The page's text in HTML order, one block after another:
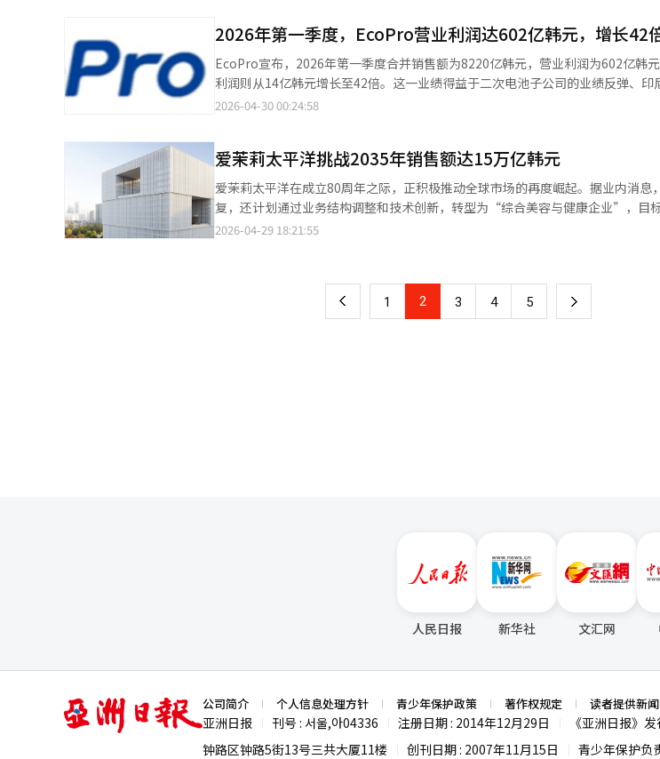
滞。根据国土交通部和大数据平台的数据，3月汉江带7个区的房源吸收率为
个核心区仅为16.6%。从各区来看，阳川区的房源吸收率为54.4%，而瑞草区仅
和政策的差异。汉江带的中位价格为10亿至13亿韩元，受贷款限制影响较小，而
之间，只有少数资金充裕的买家能够进入市场。虽然江南地区交易不活跃，但价
小幅反弹。城市与经济公司代表宋承贤表示，政府应根据各地区的供需条件采取
2026年第一季度，EcoPro营业利润达602亿韩元，增长42
EcoPro宣布，2026年第一季度合并销售额为8220亿韩元，营业利润为602亿韩
利润则从14亿韩元增长至42倍。这一业绩得益于二次电池子公司的业绩反弹、
价格上涨。特别是氢氧化锂价格从每公斤10.3美元上涨至18.5美元，提升了产品
GEN的并入和ESS用前驱体销售增加支持了业绩改善。EcoPro HN的销售额为
映了半导体设备投资增加带来的化学过滤器需求增长和环保设备订单增加。其
EcoPro CNG也表现稳健，支持了集团业绩。EcoPro加快全球扩张步伐。继印尼
IGIP（国际绿色产业园区）项目，年产6.6万吨的镍冶炼厂（BNSI）计划明年投产
料工厂预计将在第二季度开始量产。公司计划通过此举获得当地客户并实现销售
着匈牙利工厂的投产和IGIP项目的推进，全球竞争力将进一步增强。”※ 本报道
2026-04-30 00:24:58
爱茉莉太平洋挑战2035年销售额达15万亿韩元
爱茉莉太平洋在成立80周年之际，正积极推动全球市场的再度崛起。据业内消息
复，还计划通过业务结构调整和技术创新，转型为“综合美容与健康企业”，目
元。自1945年成立以来，爱茉莉太平洋一直以“通过美丽与健康贡献人类”为企
核心动力。1948年推出的“美乐迪霜”、1954年成立的国内首个化妆品研究所、
年引入的美容咨询服务，都是当时的先锋尝试。基于这样的历史和技术实力，爱
弹。2025年合并销售额达4.6232万亿韩元，营业利润为3680亿韩元，创下2019
2026-04-29 18:21:55
上 1 2 3 4 5 下
人民日报 新华社 文汇网
亚
洲
日
公司简介 个人信息处理方针 青少年保护政策 著作权规定 读者提供新
亚洲日报 刊号 : 서울,아04336 注册日期 : 2014年12月29日 《亚洲日报》
钟路区钟路5街13号三共大厦11楼
创刊日期 : 2007年11月15日 青少年保护负